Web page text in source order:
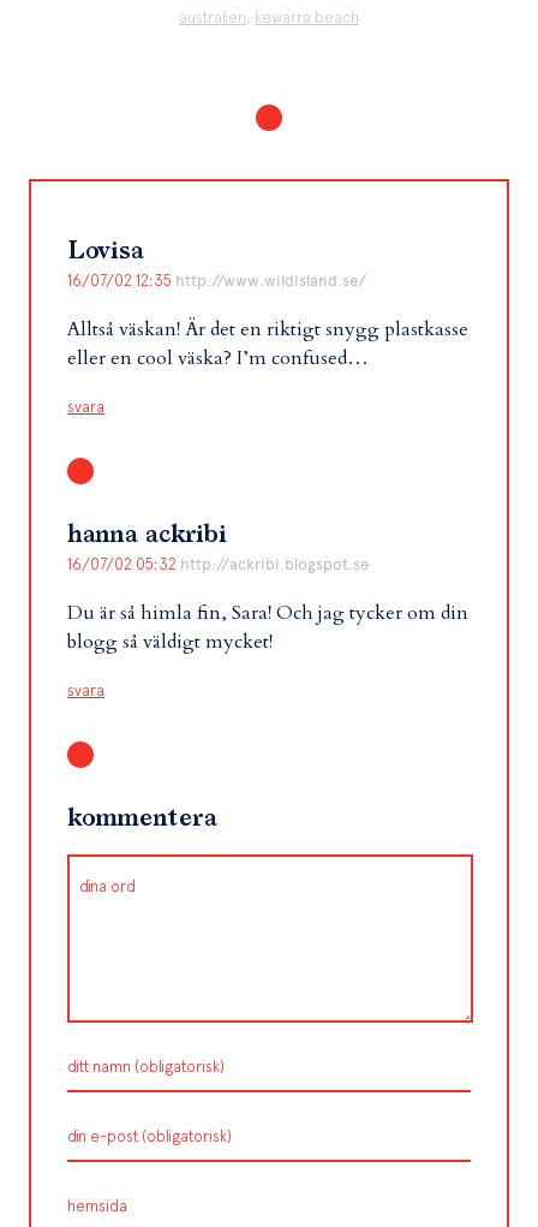
australien, kewarra beach
Lovisa
16/07/02 12:35 http://www.wildisland.se/
Alltså väskan! Är det en riktigt snygg plastkasse
eller en cool väska? I’m confused…
svara
hanna ackribi
16/07/02 05:32 http://ackribi.blogspot.se
Du är så himla fin, Sara! Och jag tycker om din
blogg så väldigt mycket!
svara
kommentera